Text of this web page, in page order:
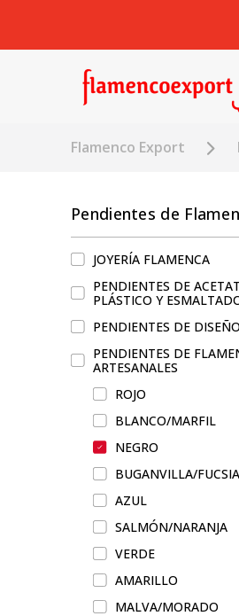
Flamenco Export
Pendientes de
JOYERÍA FLAMENCA
PENDIENTES DE
PLÁSTICO Y
PENDIENTES DE DISEÑO
PENDIENTES DE
ARTESANALES
ROJO
BLANCO/MARFIL
NEGRO
BUGANVILLA/
AZUL
SALMÓN/NARANJA
VERDE
AMARILLO
MALVA/MORADO